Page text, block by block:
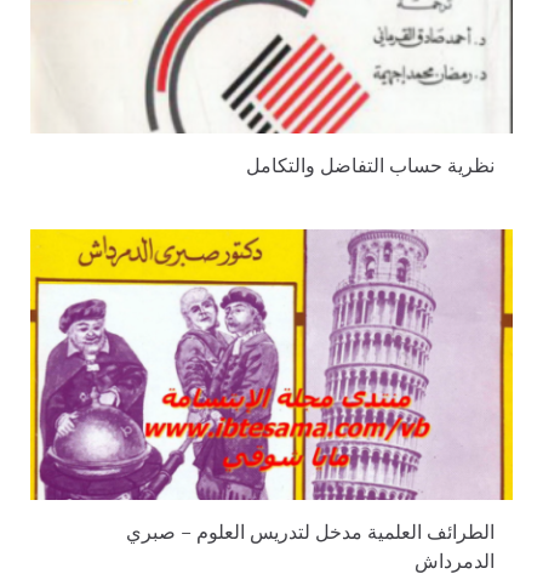
نظرية حساب التفاضل والتكامل
الطرائف العلمية مدخل لتدريس العلوم – صبري
الدمرداش